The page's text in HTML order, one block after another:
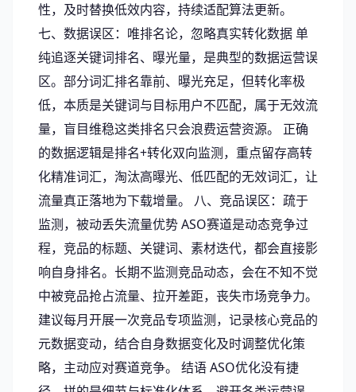
性，及时替换低效内容，持续适配算法更新。
七、数据误区：唯排名论，忽略真实转化数据 单
纯追逐关键词排名、曝光量，是典型的数据运营误
区。部分词汇排名靠前、曝光充足，但转化率极
低，本质是关键词与目标用户不匹配，属于无效流
量，盲目维稳这类排名只会浪费运营资源。 正确
的数据逻辑是排名+转化双向监测，重点留存高转
化精准词汇，淘汰高曝光、低匹配的无效词汇，让
流量真正落地为下载增量。 八、竞品误区：疏于
监测，被动丢失流量优势 ASO赛道是动态竞争过
程，竞品的标题、关键词、素材迭代，都会直接影
响自身排名。长期不监测竞品动态，会在不知不觉
中被竞品抢占流量、拉开差距，丧失市场竞争力。
建议每月开展一次竞品专项监测，记录核心竞品的
元数据变动，结合自身数据变化及时调整优化策
略，主动应对赛道竞争。 结语 ASO优化没有捷